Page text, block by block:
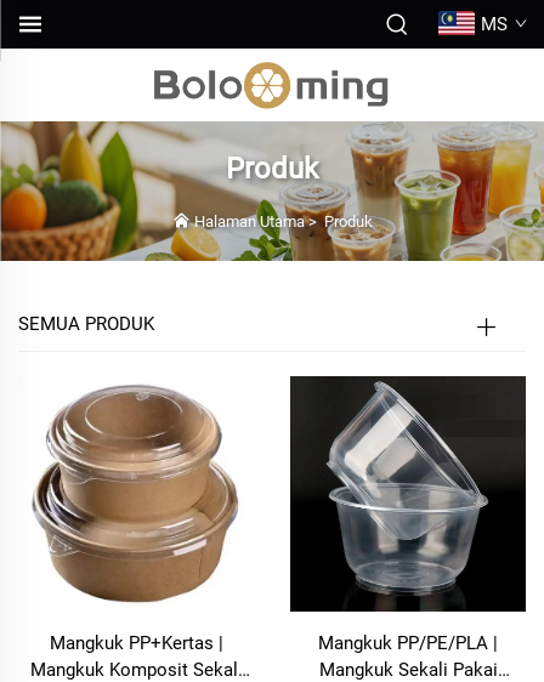
MS
Produk
Halaman Utama>Produk
SEMUA PRODUK
Mangkuk PP+Kertas |
Mangkuk Komposit Sekali
Mangkuk PP/PE/PLA |
Mangkuk Sekali Pakai